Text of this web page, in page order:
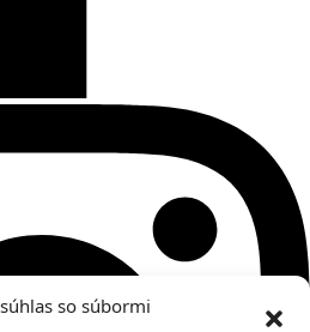
so súbormi